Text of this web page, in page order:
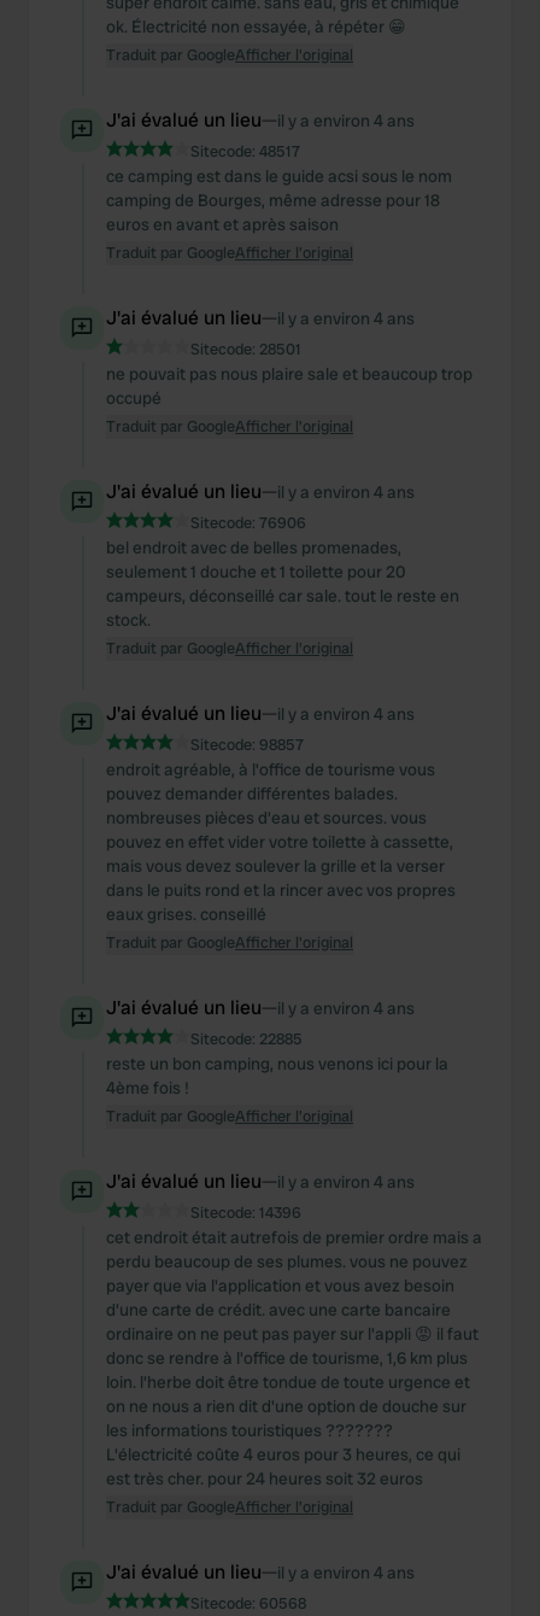
ok. Électricité non essayée, à répéter 😁
Traduit par GoogleAfficher l'original
J'ai évalué un lieu—il y a environ 4 ans
Sitecode: 48517
ce camping est dans le guide acsi sous le nom
camping de Bourges, même adresse pour 18
euros en avant et après saison
Traduit par GoogleAfficher l'original
J'ai évalué un lieu—il y a environ 4 ans
Sitecode: 28501
ne pouvait pas nous plaire sale et beaucoup trop
occupé
Traduit par GoogleAfficher l'original
J'ai évalué un lieu—il y a environ 4 ans
Sitecode: 76906
bel endroit avec de belles promenades,
seulement 1 douche et 1 toilette pour 20
campeurs, déconseillé car sale. tout le reste en
stock.
Traduit par GoogleAfficher l'original
J'ai évalué un lieu—il y a environ 4 ans
Sitecode: 98857
endroit agréable, à l'office de tourisme vous
pouvez demander différentes balades.
nombreuses pièces d'eau et sources. vous
pouvez en effet vider votre toilette à cassette,
mais vous devez soulever la grille et la verser
dans le puits rond et la rincer avec vos propres
eaux grises. conseillé
Traduit par GoogleAfficher l'original
J'ai évalué un lieu—il y a environ 4 ans
Sitecode: 22885
reste un bon camping, nous venons ici pour la
4ème fois !
Traduit par GoogleAfficher l'original
J'ai évalué un lieu—il y a environ 4 ans
Sitecode: 14396
cet endroit était autrefois de premier ordre mais a
perdu beaucoup de ses plumes. vous ne pouvez
payer que via l'application et vous avez besoin
d'une carte de crédit. avec une carte bancaire
ordinaire on ne peut pas payer sur l'appli 😡 il faut
donc se rendre à l'office de tourisme, 1,6 km plus
loin. l'herbe doit être tondue de toute urgence et
on ne nous a rien dit d'une option de douche sur
les informations touristiques ???????
L'électricité coûte 4 euros pour 3 heures, ce qui
est très cher. pour 24 heures soit 32 euros
Traduit par GoogleAfficher l'original
J'ai évalué un lieu—il y a environ 4 ans
Sitecode: 60568